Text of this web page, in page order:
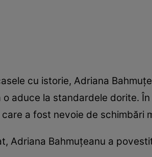
cu istorie, Adriana
aduce la standardele dorite.
a fost nevoie de schimbări
Adriana Bahmuțeanu a